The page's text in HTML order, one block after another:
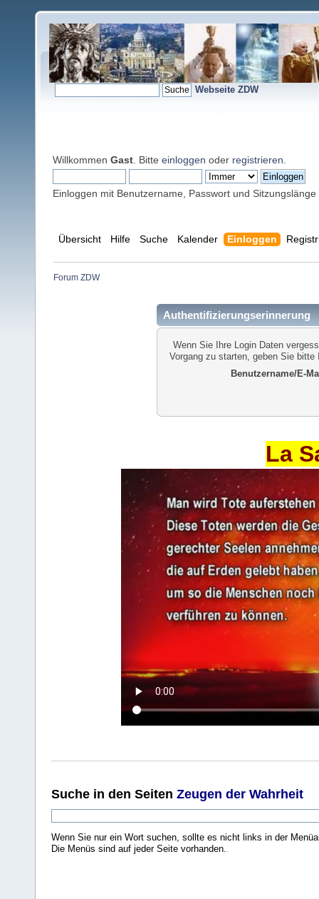
Webseite ZDW
Willkommen Gast . Bitte einloggen oder registrieren
Einloggen mit Benutzername, Passwort und Sitzungslänge
Übersicht Hilfe Suche Kalender Einloggen
Forum ZDW
Authentifizierungserinnerung
Wenn Sie Ihre Login Daten
Vorgang zu starten, geben Sie
Benutzername/E-
La
Suche in den Seiten Zeugen der Wahrheit
Wenn Sie nur ein Wort suchen, sollte es nicht links in der
Die Menüs sind auf jeder Seite vorhanden..